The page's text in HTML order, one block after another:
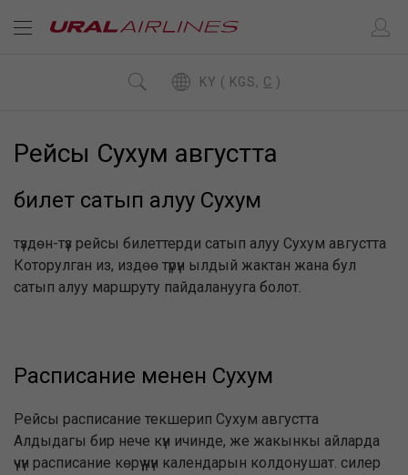
KY ( KGS, C )
Рейсы Сухум августта
билет сатып алуу Сухум
түздөн-түз рейсы билеттерди сатып алуу Сухум августта
Которулган из, издөө түрүн ылдый жактан жана бул
сатып алуу маршруту пайдаланууга болот.
Расписание менен Сухум
Рейсы расписание текшерип Сухум августта
Алдыдагы бир нече күн ичинде, же жакынкы айларда
үчүн расписание көрүү үчүн календарын колдонушат. силер